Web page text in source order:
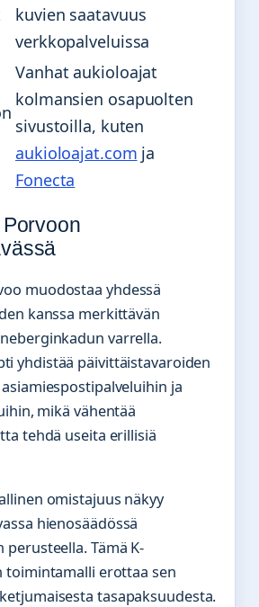
kuvien saatavuus
verkkopalveluissa
Vanhat aukioloajat
kolmansien osapuolten
sivustoilla, kuten
aukioloajat.com ja
Fonecta
muodostaa yhdessä
kanssa merkittävän
varrella.
yhdistää päivittäistavaroiden
ja
mikä vähentää
tehdä useita erillisiä
omistajuus näkyy
hienosäädössä
Tämä K-
toimintamalli erottaa sen
tasapaksuudesta.